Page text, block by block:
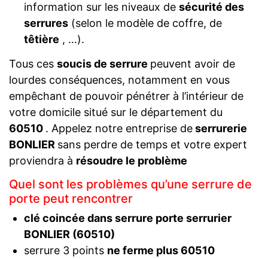
information sur les niveaux de sécurité des
serrures(selon le modèle de coffre, de
têtière , …).
Tous ces soucis de serrure peuvent avoir de
lourdes conséquences, notamment en vous
empêchant de pouvoir pénétrer à l’intérieur de
votre domicile situé sur le département du
60510 . Appelez notre entreprise deserrurerie
BONLIER sans perdre de temps et votre expert
proviendra à résoudre le problème
Quel sont les problèmes qu’une serrure de
porte peut rencontrer
clé coincée dans serrure porte serrurier
BONLIER (60510)
serrure 3 points ne ferme plus 60510